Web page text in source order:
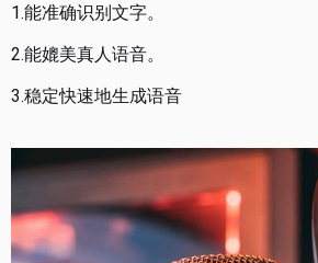
1.能准确识别文字。
2.能媲美真人语音。
3.稳定快速地生成语音